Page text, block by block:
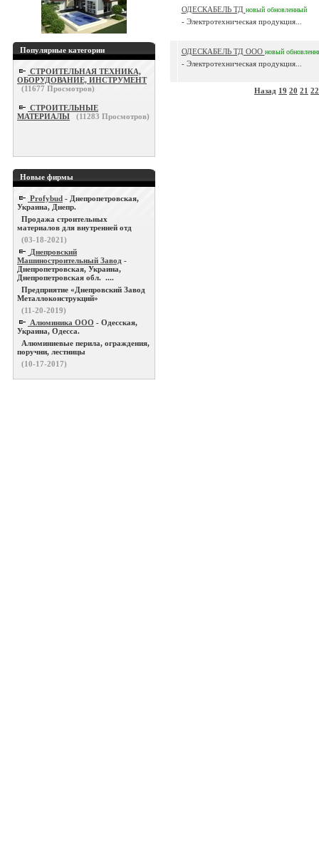
Популярные категории
СТРОИТЕЛЬНАЯ ТЕХНИКА,
ОБОРУДОВАНИЕ, ИНСТРУМЕНТ
(11677 Просмотров)
СТРОИТЕЛЬНЫЕ
МАТЕРИАЛЫ
(11283 Просмотров)
Новые фирмы
Profybud - Днепропетровская,
Украина, Днепр.
Продажа строительных
материалов для внутренней отд
(03-18-2021)
Днепровский
Машиностроительный Завод -
Днепропетровская, Украина,
Днепропетровская обл. ....
Предприятие «Днепровский Завод
Металлоконструкций»
(11-20-2019)
Алюминика ООО - Одесская,
Украина, Одесса.
Алюминиевые перила, ограждения,
поручни, лестницы
(10-17-2017)
ОДЕСКАБЕЛЬ ТД новый обновленный
- Электротехническая продукция...
ОДЕСКАБЕЛЬ ТД ООО новый
- Электротехническая продукция...
Назад 19 20 21 22